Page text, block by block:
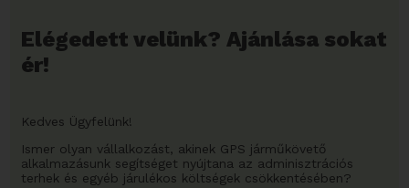
Elégedett velünk? Ajánlása sokat
ér!
Kedves Ügyfelünk!
Ismer olyan vállalkozást, akinek GPS járműkövető
alkalmazásunk segítséget nyújtana az adminisztrációs
terhek és egyéb járulékos költségek csökkentésében?